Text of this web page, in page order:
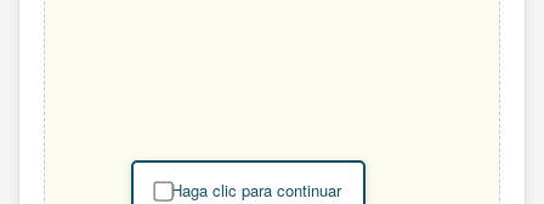
Haga clic para continuar